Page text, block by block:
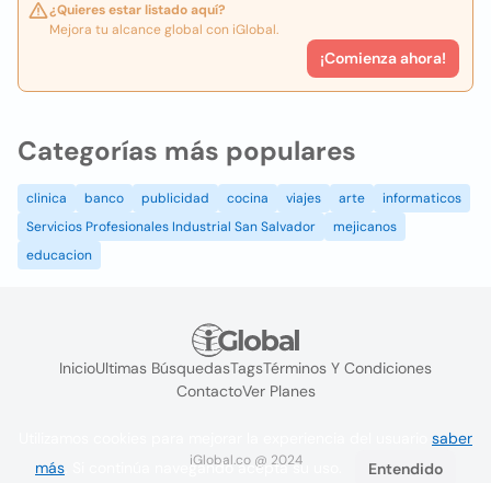
¿Quieres estar listado aquí?
Mejora tu alcance global con iGlobal.
¡Comienza ahora!
Categorías más populares
clinica banco publicidad cocina viajes arte
informaticos
Servicios Profesionales Industrial San Salvador
mejicanos
educacion
InicioUltimas BúsquedasTagsTérminos Y Condiciones
ContactoVer Planes
iGlobal.co @ 2024
saber
más . Si continúa navegando acepta su uso. Entendido